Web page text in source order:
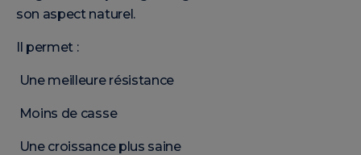
son aspect naturel.
Il permet :
Une meilleure résistance
Moins de casse
Une croissance plus saine